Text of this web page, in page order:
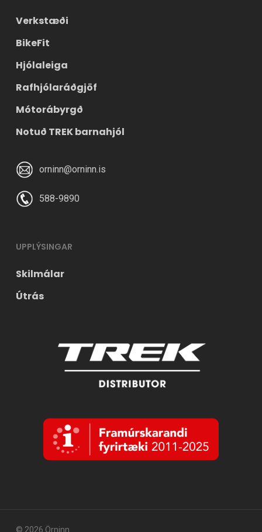
Verkstæði
BikeFit
Hjólaleiga
Rafhjólaráðgjöf
Mótorábyrgð
Notuð TREK barnahjól
orninn@orninn.is
588-9890
UPPLÝSINGAR
Skilmálar
Útrás
© 2026 Örninn.